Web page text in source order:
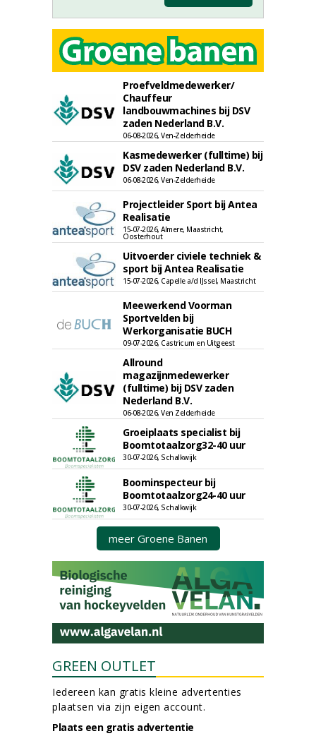
Proefveldmedewerker/
Chauffeur
landbouwmachines bij DSV
zaden Nederland B.V.
06-08-2026, Ven-Zelderheide
Kasmedewerker (fulltime) bij
DSV zaden Nederland B.V.
06-08-2026, Ven-Zelderheide
Projectleider Sport bij Antea
Realisatie
15-07-2026, Almere, Maastricht,
Oosterhout
Uitvoerder civiele techniek &
sport bij Antea Realisatie
15-07-2026, Capelle a/d IJssel, Maastricht
Meewerkend Voorman
Sportvelden bij
Werkorganisatie BUCH
09-07-2026, Castricum en Uitgeest
Allround
magazijnmedewerker
(fulltime) bij DSV zaden
Nederland B.V.
06-08-2026, Ven Zelderheide
Groeiplaats specialist bij
Boomtotaalzorg32-40 uur
30-07-2026, Schalkwijk
Boominspecteur bij
Boomtotaalzorg24-40 uur
30-07-2026, Schalkwijk
meer Groene Banen
GREEN OUTLET
Iedereen kan gratis kleine advertenties
plaatsen via zijn eigen account.
Plaats een gratis advertentie